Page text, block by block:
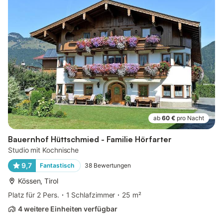
ab 60 € pro Nacht
Bauernhof Hüttschmied - Familie Hörfarter
Studio mit Kochnische
9,7
Fantastisch 38 Bewertungen
Kössen, Tirol
Platz für 2 Pers.
1 Schlafzimmer
25 m²
4 weitere Einheiten verfügbar